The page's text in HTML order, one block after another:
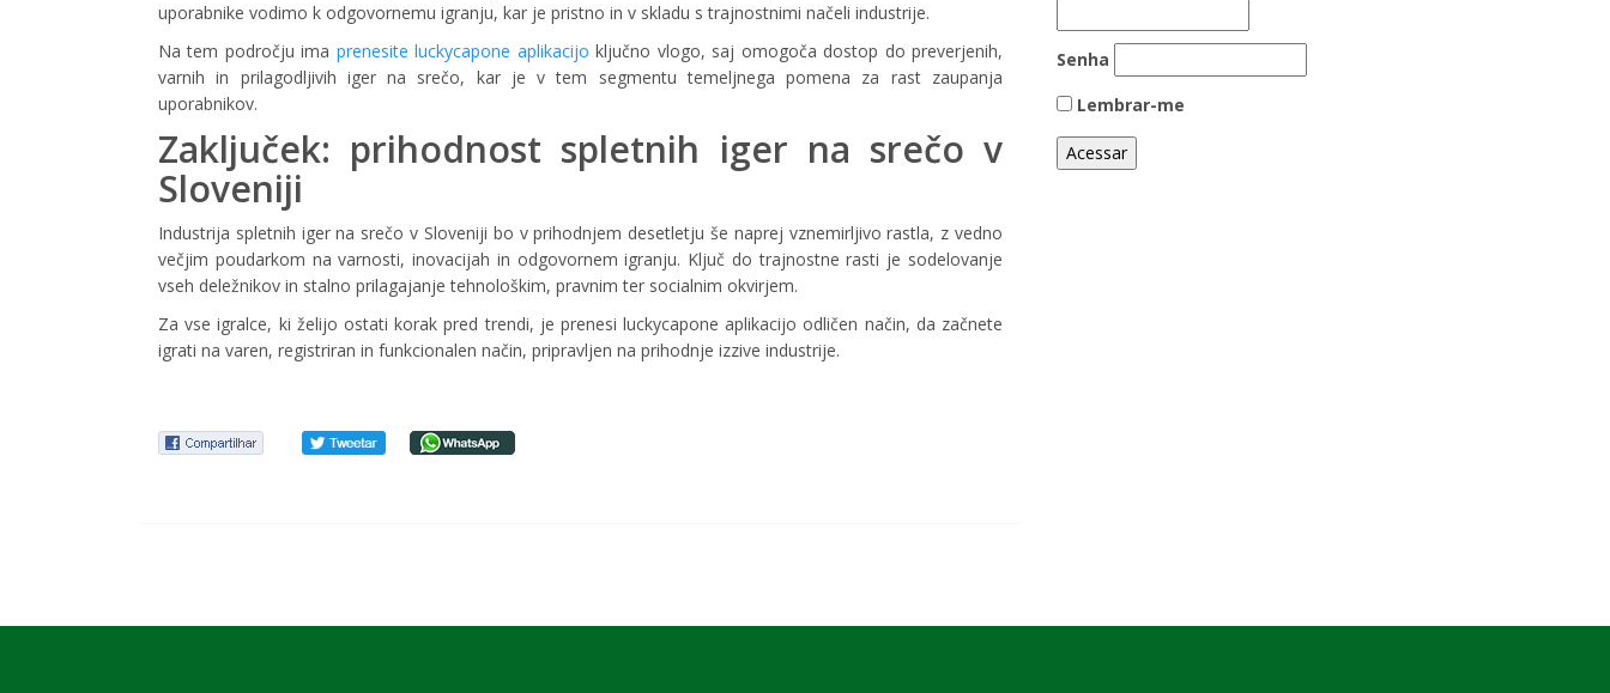
uporabnike vodimo k odgovornemu igranju, kar je pristno in v skladu s trajnostnimi načeli industrije.
Na tem področju ima prenesite luckycapone aplikacijo ključno vlogo, saj omogoča dostop do preverjenih,
varnih in prilagodljivih iger na srečo, kar je v tem segmentu temeljnega pomena za rast zaupanja
uporabnikov.
Zaključek: prihodnost spletnih iger na srečo v
Sloveniji
Industrija spletnih iger na srečo v Sloveniji bo v prihodnjem desetletju še naprej vznemirljivo rastla, z vedno
večjim poudarkom na varnosti, inovacijah in odgovornem igranju. Ključ do trajnostne rasti je sodelovanje
vseh deležnikov in stalno prilagajanje tehnološkim, pravnim ter socialnim okvirjem.
Za vse igralce, ki želijo ostati korak pred trendi, je prenesi luckycapone aplikacijo odličen način, da začnete
igrati na varen, registriran in funkcionalen način, pripravljen na prihodnje izzive industrije.
Senha
Lembrar-me